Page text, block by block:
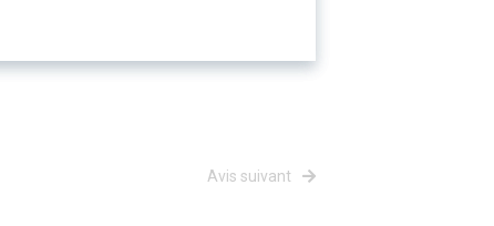
Avis suivant